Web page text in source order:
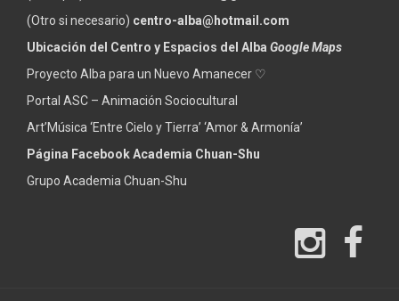
(Otro si necesario) centro-alba@hotmail.com
Ubicación del Centro y Espacios del Alba Google Maps
Proyecto Alba para un Nuevo Amanecer ♡
Portal ASC – Animación Sociocultural
Art’Música ‘Entre Cielo y Tierra’ ‘Amor & Armonía’
Página Facebook Academia Chuan-Shu
Grupo Academia Chuan-Shu